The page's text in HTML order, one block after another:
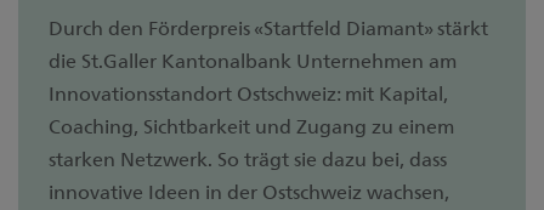
Durch den Förderpreis «Startfeld Diamant» stärkt
die St.Galler Kantonalbank Unternehmen am
Innovationsstandort Ostschweiz: mit Kapital,
Coaching, Sichtbarkeit und Zugang zu einem
starken Netzwerk. So trägt sie dazu bei, dass
innovative Ideen in der Ostschweiz wachsen,